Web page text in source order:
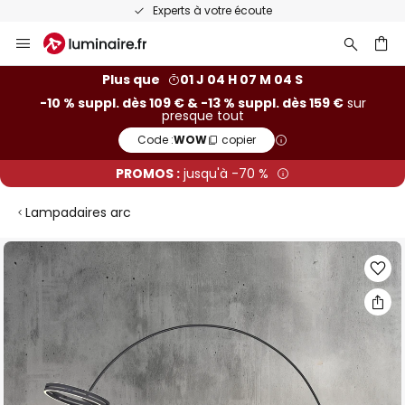
Experts à votre écoute
Allez
au
Plus que
01 J 04 H 07 M 03 S
-10 % suppl. dès 109 € & -13 % suppl. dès 159 €sur
presque tout
Code :WOW copier
PROMOS : jusqu'à -70 %
Lampadaires arc
Skip
to
the
of
the
images